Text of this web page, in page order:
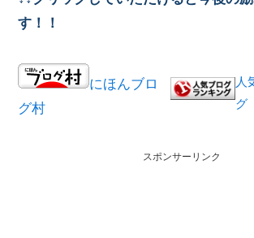
す！！
にほんブロ
グ村
人
グ
スポンサーリンク